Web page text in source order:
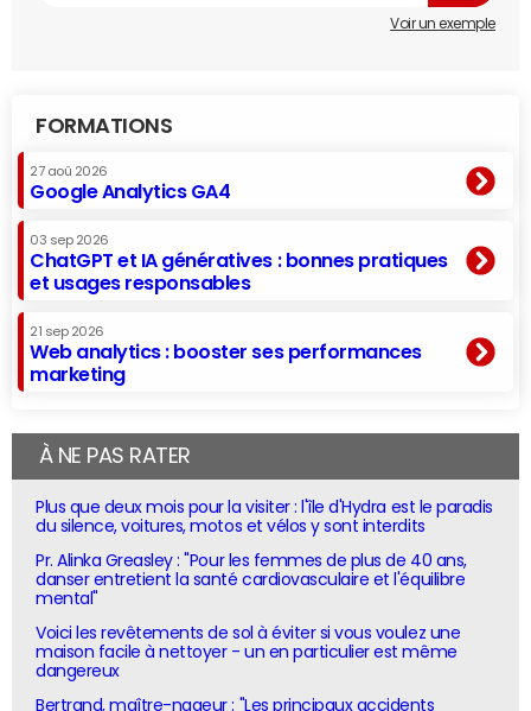
Voir un exemple
FORMATIONS
27 aoû 2026
Google Analytics GA4
03 sep 2026
ChatGPT et IA génératives : bonnes pratiques
et usages responsables
21 sep 2026
Web analytics : booster ses performances
marketing
À NE PAS RATER
Plus que deux mois pour la visiter : l'île d'Hydra est le paradis
du silence, voitures, motos et vélos y sont interdits
Pr. Alinka Greasley : "Pour les femmes de plus de 40 ans,
danser entretient la santé cardiovasculaire et l'équilibre
mental"
Voici les revêtements de sol à éviter si vous voulez une
maison facile à nettoyer - un en particulier est même
dangereux
Bertrand, maître-nageur : "Les principaux accidents